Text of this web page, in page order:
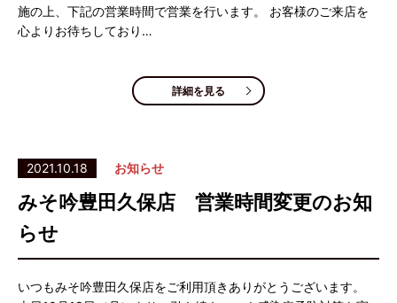
施の上、下記の営業時間で営業を行います。 お客様のご来店を
心よりお待ちしており…
詳細を見る
2021.10.18 お知らせ
みそ吟豊田久保店 営業時間変更のお知
らせ
いつもみそ吟豊田久保店をご利用頂きありがとうございます。